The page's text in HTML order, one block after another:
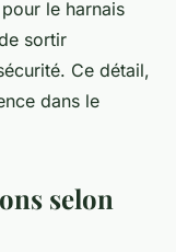
le harnais
sortir
Ce détail,
dans le
selon